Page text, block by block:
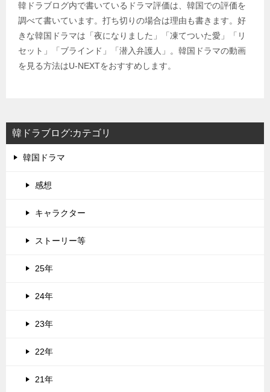
韓ドラブログ内で書いているドラマ評価は、韓国での評価を
調べて書いています。打ち切りの場合は理由も書きます。好
きな韓国ドラマは「夜になりました」「凍てついた愛」「リ
セット」「ブラインド」「潜入弁護人」。韓国ドラマの動画
を見る方法はU-NEXTをおすすめします。
韓ドラブログ:カテゴリ
韓国ドラマ
感想
キャラクター
ストーリー等
25年
24年
23年
22年
21年